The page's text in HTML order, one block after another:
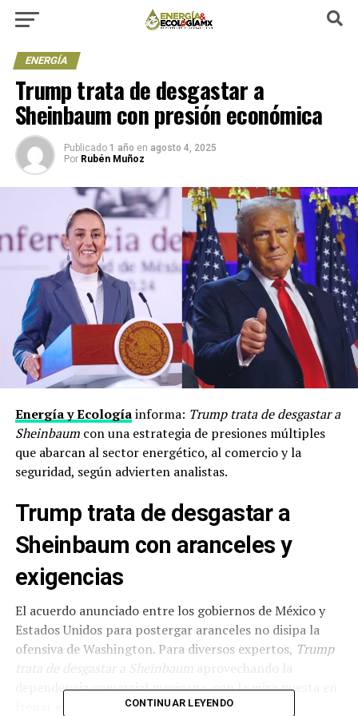
ENERGÍA
Trump trata de desgastar a
Sheinbaum con presión económica
Publicado 1 año en agosto 4, 2025
Por Rubén Muñoz
Energía y Ecologíainforma: Trump trata de desgastar a
Sheinbaumcon una estrategia de presiones múltiples
que abarcan al sector energético, al comercio y la
seguridad, según advierten analistas.
Trump trata de desgastar a
Sheinbaum con aranceles y
exigencias
El acuerdo anunciado entre los gobiernos de México y
Estados Unidos para postergar aranceles no disipa la
ofensiva de Washington. Para diversos expertos, Trump
trata de desgastar a Sheinbaum aprovechando la
dependencia comercial mexicana, con la mira puesta en
frenar el avance de la Cuarta Transformación.
CONTINUAR LEYENDO